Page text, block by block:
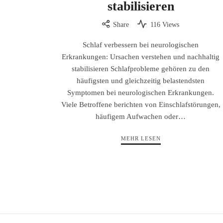
stabilisieren
Share 116 Views
Schlaf verbessern bei neurologischen
Erkrankungen: Ursachen verstehen und nachhaltig
stabilisieren Schlafprobleme gehören zu den
häufigsten und gleichzeitig belastendsten
Symptomen bei neurologischen Erkrankungen.
Viele Betroffene berichten von Einschlafstörungen,
häufigem Aufwachen oder…
MEHR LESEN